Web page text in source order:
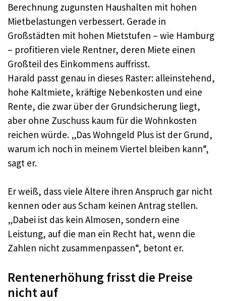
Berechnung zugunsten Haushalten mit hohen
Mietbelastungen verbessert. Gerade in
Großstädten mit hohen Mietstufen – wie Hamburg
– profitieren viele Rentner, deren Miete einen
Großteil des Einkommens auffrisst.
Harald passt genau in dieses Raster: alleinstehend,
hohe Kaltmiete, kräftige Nebenkosten und eine
Rente, die zwar über der Grundsicherung liegt,
aber ohne Zuschuss kaum für die Wohnkosten
reichen würde. „Das Wohngeld Plus ist der Grund,
warum ich noch in meinem Viertel bleiben kann“,
sagt er.
Er weiß, dass viele Ältere ihren Anspruch gar nicht
kennen oder aus Scham keinen Antrag stellen.
„Dabei ist das kein Almosen, sondern eine
Leistung, auf die man ein Recht hat, wenn die
Zahlen nicht zusammenpassen“, betont er.
Rentenerhöhung frisst die Preise
nicht auf